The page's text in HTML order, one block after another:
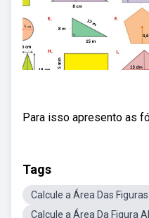
Para isso apresento as
Tags
Calcule a Área Das
Calcule a Área Da Figura